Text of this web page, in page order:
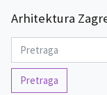
Arhitektura
Pretraga